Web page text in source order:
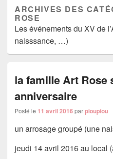
ARCHIVES DES
ROSE
Les événements du XV de
naisssance, …)
la famille Art Rose
anniversaire
Posté le 11 avril 2016 parpioupiou
un arrosage groupé (une
jeudi 14 avril 2016 au local